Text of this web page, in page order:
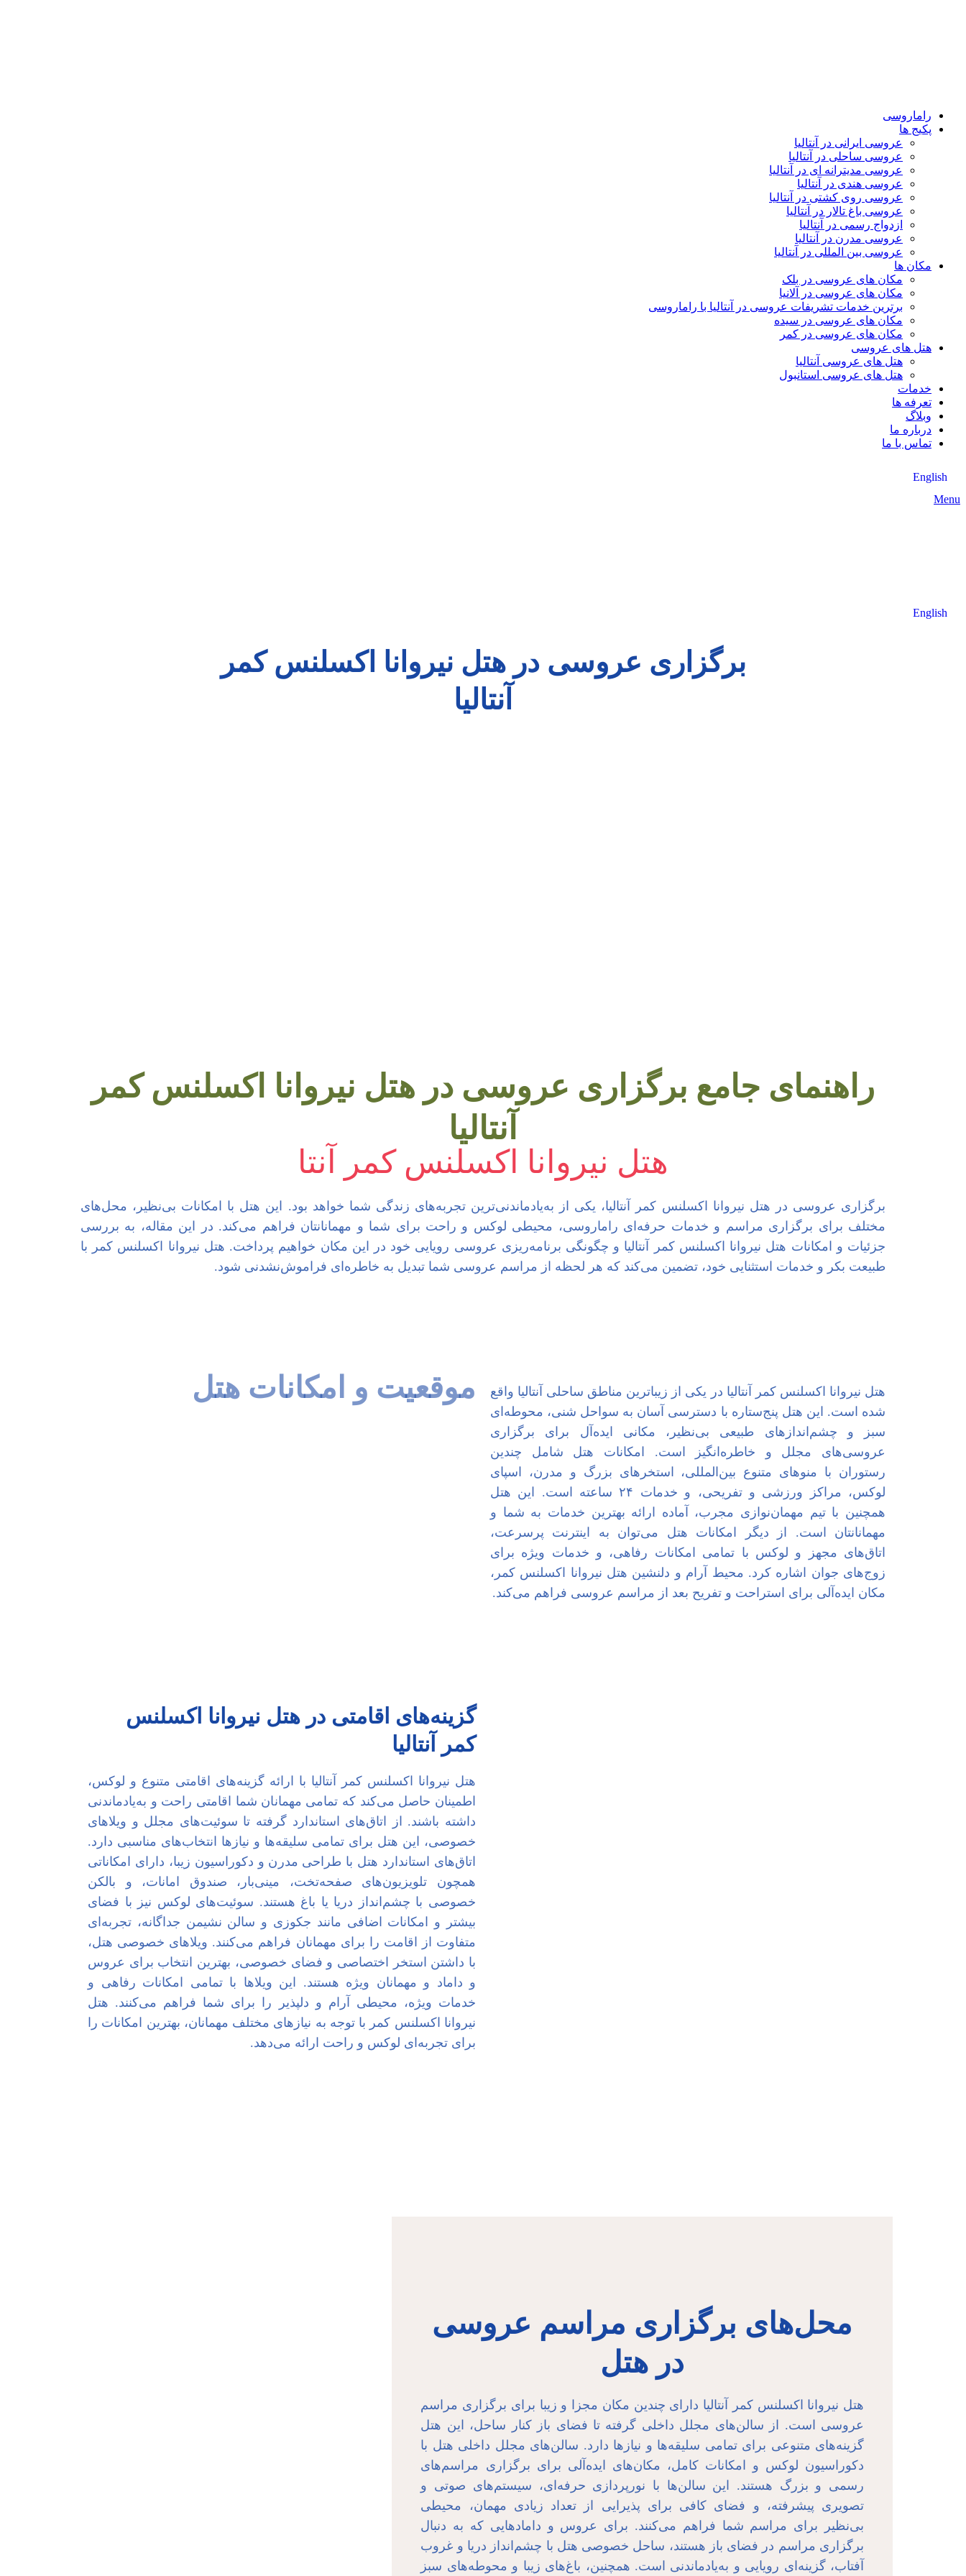
راماروسی
پکیج ها
عروسی ایرانی در آنتالیا
عروسی ساحلی در آنتالیا
عروسی مدیترانه ای در آنتالیا
عروسی هندی در آنتالیا
عروسی روی کشتی در آنتالیا
عروسی باغ تالار در آنتالیا
ازدواج رسمی در آنتالیا
عروسی مدرن در آنتالیا
عروسی بین المللی در آنتالیا
مکان ها
مکان های عروسی در بلک
مکان های عروسی در آلانیا
برترین خدمات تشریفات عروسی در آنتالیا با راماروسی
مکان های عروسی در سیده
مکان های عروسی در کمر
هتل های عروسی
هتل های عروسی آنتالیا
هتل های عروسی استانبول
خدمات
تعرفه ها
وبلاگ
درباره ما
تماس با ما
English
Menu
English
برگزاری عروسی در هتل نیروانا اکسلنس کمر
آنتالیا
راهنمای جامع برگزاری عروسی در هتل نیروانا اکسلنس کمر
آنتالیا
هتل نیروانا اکسلنس کمر آنتا
برگزاری عروسی در هتل نیروانا اکسلنس کمر آنتالیا، یکی از به‌یادماندنی‌ترین تجربه‌های زندگی شما خواهد بود. این هتل با امکانات بی‌نظیر، محل‌های
مختلف برای برگزاری مراسم و خدمات حرفه‌ای راماروسی، محیطی لوکس و راحت برای شما و مهمانانتان فراهم می‌کند. در این مقاله، به بررسی
جزئیات و امکانات هتل نیروانا اکسلنس کمر آنتالیا و چگونگی برنامه‌ریزی عروسی رویایی خود در این مکان خواهیم پرداخت. هتل نیروانا اکسلنس کمر با
طبیعت بکر و خدمات استثنایی خود، تضمین می‌کند که هر لحظه از مراسم عروسی شما تبدیل به خاطره‌ای فراموش‌نشدنی شود.
هتل نیروانا اکسلنس کمر آنتالیا در یکی از زیباترین مناطق ساحلی آنتالیا واقع
شده است. این هتل پنج‌ستاره با دسترسی آسان به سواحل شنی، محوطه‌ای
سبز و چشم‌اندازهای طبیعی بی‌نظیر، مکانی ایده‌آل برای برگزاری
عروسی‌های مجلل و خاطره‌انگیز است. امکانات هتل شامل چندین
رستوران با منوهای متنوع بین‌المللی، استخرهای بزرگ و مدرن، اسپای
لوکس، مراکز ورزشی و تفریحی، و خدمات ۲۴ ساعته است. این هتل
همچنین با تیم مهمان‌نوازی مجرب، آماده ارائه بهترین خدمات به شما و
مهمانانتان است. از دیگر امکانات هتل می‌توان به اینترنت پرسرعت،
اتاق‌های مجهز و لوکس با تمامی امکانات رفاهی، و خدمات ویژه برای
زوج‌های جوان اشاره کرد. محیط آرام و دلنشین هتل نیروانا اکسلنس کمر،
مکان ایده‌آلی برای استراحت و تفریح بعد از مراسم عروسی فراهم می‌کند.
موقعیت و امکانات هتل
گزینه‌های اقامتی در هتل نیروانا اکسلنس
کمر آنتالیا
هتل نیروانا اکسلنس کمر آنتالیا با ارائه گزینه‌های اقامتی متنوع و لوکس،
اطمینان حاصل می‌کند که تمامی مهمانان شما اقامتی راحت و به‌یادماندنی
داشته باشند. از اتاق‌های استاندارد گرفته تا سوئیت‌های مجلل و ویلاهای
خصوصی، این هتل برای تمامی سلیقه‌ها و نیازها انتخاب‌های مناسبی دارد.
اتاق‌های استاندارد هتل با طراحی مدرن و دکوراسیون زیبا، دارای امکاناتی
همچون تلویزیون‌های صفحه‌تخت، مینی‌بار، صندوق امانات، و بالکن
خصوصی با چشم‌انداز دریا یا باغ هستند. سوئیت‌های لوکس نیز با فضای
بیشتر و امکانات اضافی مانند جکوزی و سالن نشیمن جداگانه، تجربه‌ای
متفاوت از اقامت را برای مهمانان فراهم می‌کنند. ویلاهای خصوصی هتل،
با داشتن استخر اختصاصی و فضای خصوصی، بهترین انتخاب برای عروس
و داماد و مهمانان ویژه هستند. این ویلاها با تمامی امکانات رفاهی و
خدمات ویژه، محیطی آرام و دلپذیر را برای شما فراهم می‌کنند. هتل
نیروانا اکسلنس کمر با توجه به نیازهای مختلف مهمانان، بهترین امکانات را
برای تجربه‌ای لوکس و راحت ارائه می‌دهد.
محل‌های برگزاری مراسم عروسی
در هتل
هتل نیروانا اکسلنس کمر آنتالیا دارای چندین مکان مجزا و زیبا برای برگزاری مراسم
عروسی است. از سالن‌های مجلل داخلی گرفته تا فضای باز کنار ساحل، این هتل
گزینه‌های متنوعی برای تمامی سلیقه‌ها و نیازها دارد. سالن‌های مجلل داخلی هتل با
دکوراسیون لوکس و امکانات کامل، مکان‌های ایده‌آلی برای برگزاری مراسم‌های
رسمی و بزرگ هستند. این سالن‌ها با نورپردازی حرفه‌ای، سیستم‌های صوتی و
تصویری پیشرفته، و فضای کافی برای پذیرایی از تعداد زیادی مهمان، محیطی
بی‌نظیر برای مراسم شما فراهم می‌کنند. برای عروس و دامادهایی که به دنبال
برگزاری مراسم در فضای باز هستند، ساحل خصوصی هتل با چشم‌انداز دریا و غروب
آفتاب، گزینه‌ای رویایی و به‌یادماندنی است. همچنین، باغ‌های زیبا و محوطه‌های سبز